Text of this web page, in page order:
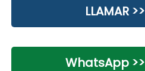
LLAMAR >>
WhatsApp >>